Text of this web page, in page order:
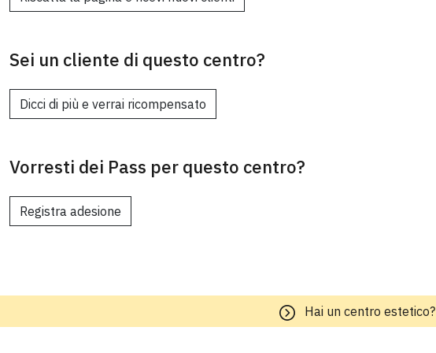
Sei un cliente di questo centro?
Dicci di più e verrai ricompensato
Vorresti dei Pass per questo centro?
Registra adesione
Hai un centro estetico?